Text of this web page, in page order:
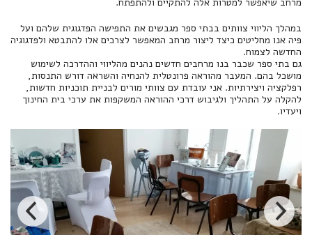
במהלך הליווי צוותים בבתי ספר מגבשים את התפישה הפדגוגית שלהם ועל
פיה אנו מחליטים כיצד ליצור מרחב המאפשר לצרכים אלו להתבטא ולפדגוגיה
החדשה לצמוח.
גם בתי ספר שכבר בנו מרחבים חדשים נהנים מהליווי וההדרכה לשימוש
מושכל בהם. המעבר מהוראה פרונטלית להנחיה והשראה דורש התנסות,
רפלקציה ויצירתיות. אני עובדת עם צוותי מורים לבניית תוכניות חדשות,
להקלה על התהליך ולגיבוש דרכי ההוראה המשקפות את ערכי בית החינוך
ויעדיו.